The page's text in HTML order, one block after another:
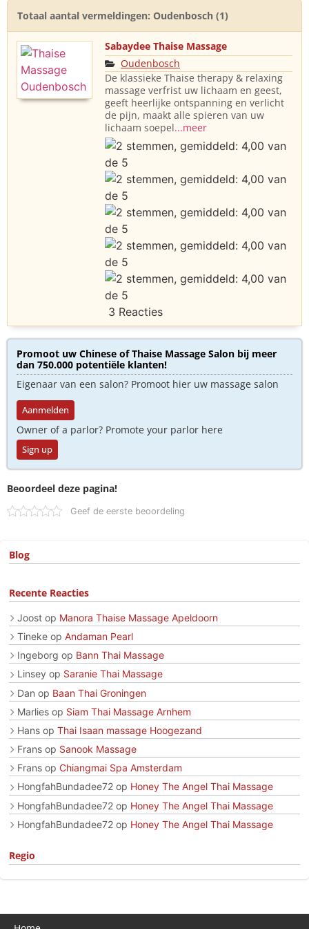
Totaal aantal vermeldingen: Oudenbosch (1)
Sabaydee Thaise Massage
Oudenbosch
De klassieke Thaise therapy & relaxing
massage verfrist uw lichaam en geest,
geeft heerlijke ontspanning en verlicht
de pijn, maakt alle spieren van uw
lichaam soepel...meer
3 Reacties
Promoot uw Chinese of Thaise Massage Salon bij meer
dan 750.000 potentiële klanten!
Eigenaar van een salon? Promoot hier uw massage salon
Aanmelden
Owner of a parlor? Promote your parlor here
Sign up
Beoordeel deze pagina!
Geef de eerste beoordeling
Blog
Recente Reacties
Joost op Manora Thaise Massage Apeldoorn
Tineke op Andaman Pearl
Ingeborg op Bann Thai Massage
Linsey op Saranie Thai Massage
Dan op Baan Thai Groningen
Marlies op Siam Thai Massage Arnhem
Hans op Thai Isaan massage Hoogezand
Frans op Sanook Massage
Frans op Chiangmai Spa Amsterdam
HongfahBundadee72 op Honey The Angel Thai Massage
HongfahBundadee72 op Honey The Angel Thai Massage
HongfahBundadee72 op Honey The Angel Thai Massage
Regio